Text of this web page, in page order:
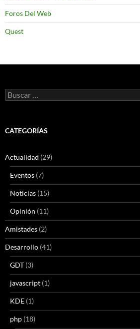
Foros Del Web
Quest
Buscar:
CATEGORÍAS
Actualidad (29)
Eventos (7)
Noticias (15)
Opinión (11)
Amistades (2)
Desarrollo (41)
GDT (3)
javascript (1)
KDE (1)
php (18)